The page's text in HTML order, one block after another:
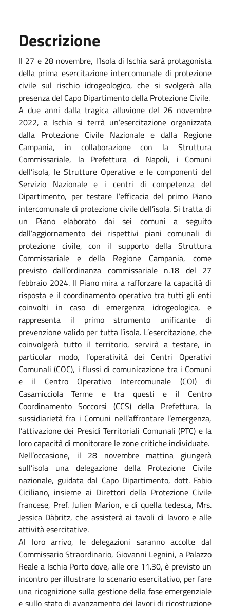
Descrizione
Il 27 e 28 novembre, l’Isola di Ischia sarà protagonista
della prima esercitazione intercomunale di protezione
civile sul rischio idrogeologico, che si svolgerà alla
presenza del Capo Dipartimento della Protezione Civile.
A due anni dalla tragica alluvione del 26 novembre
2022, a Ischia si terrà un’esercitazione organizzata
dalla Protezione Civile Nazionale e dalla Regione
Campania, in collaborazione con la Struttura
Commissariale, la Prefettura di Napoli, i Comuni
dell’isola, le Strutture Operative e le componenti del
Servizio Nazionale e i centri di competenza del
Dipartimento, per testare l’efficacia del primo Piano
intercomunale di protezione civile dell’isola. Si tratta di
un Piano elaborato dai sei comuni a seguito
dall’aggiornamento dei rispettivi piani comunali di
protezione civile, con il supporto della Struttura
Commissariale e della Regione Campania, come
previsto dall’ordinanza commissariale n.18 del 27
febbraio 2024. Il Piano mira a rafforzare la capacità di
risposta e il coordinamento operativo tra tutti gli enti
coinvolti in caso di emergenza idrogeologica, e
rappresenta il primo strumento unificante di
prevenzione valido per tutta l’isola. L’esercitazione, che
coinvolgerà tutto il territorio, servirà a testare, in
particolar modo, l’operatività dei Centri Operativi
Comunali (COC), i flussi di comunicazione tra i Comuni
e il Centro Operativo Intercomunale (COI) di
Casamicciola Terme e tra questi e il Centro
Coordinamento Soccorsi (CCS) della Prefettura, la
sussidiarietà fra i Comuni nell’affrontare l’emergenza,
l’attivazione dei Presidi Territoriali Comunali (PTC) e la
loro capacità di monitorare le zone critiche individuate.
Nell’occasione, il 28 novembre mattina giungerà
sull’isola una delegazione della Protezione Civile
nazionale, guidata dal Capo Dipartimento, dott. Fabio
Ciciliano, insieme ai Direttori della Protezione Civile
francese, Pref. Julien Marion, e di quella tedesca, Mrs.
Jessica Däbritz, che assisterà ai tavoli di lavoro e alle
attività esercitative.
Al loro arrivo, le delegazioni saranno accolte dal
Commissario Straordinario, Giovanni Legnini, a Palazzo
Reale a Ischia Porto dove, alle ore 11.30, è previsto un
incontro per illustrare lo scenario esercitativo, per fare
una ricognizione sulla gestione della fase emergenziale
e sullo stato di avanzamento dei lavori di ricostruzione